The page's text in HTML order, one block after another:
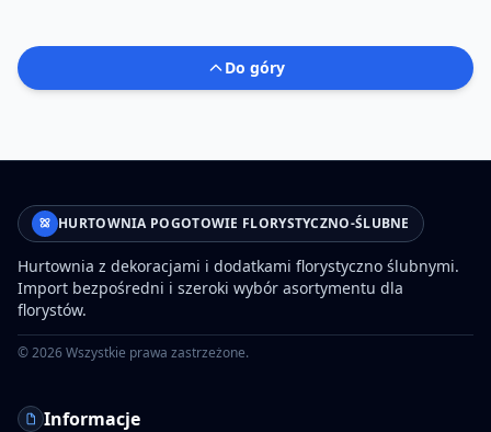
Do góry
HURTOWNIA POGOTOWIE FLORYSTYCZNO-ŚLUBNE
Hurtownia z dekoracjami i dodatkami florystyczno ślubnymi.
Import bezpośredni i szeroki wybór asortymentu dla
florystów.
©2026Wszystkie prawa zastrzeżone.
Informacje